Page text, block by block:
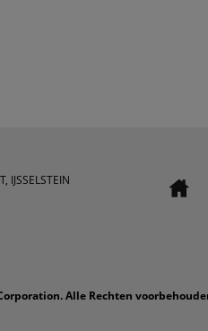
Alle Rechten